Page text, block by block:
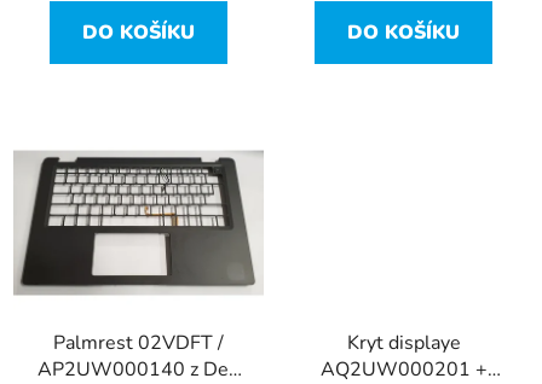
DO KOŠÍKU DO KOŠÍKU
Palmrest 02VDFT /
AP2UW000140 z Dell
Kryt displaye
AQ2UW000201 +